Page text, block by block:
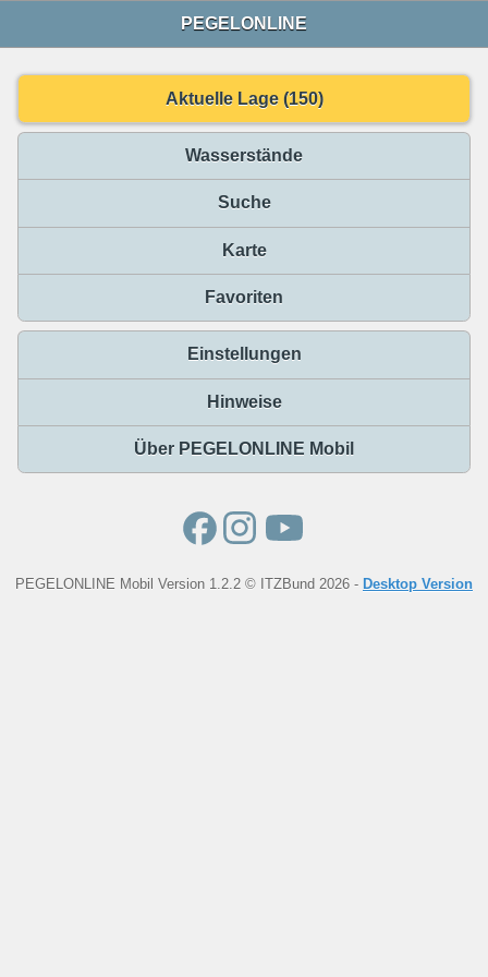
PEGELONLINE
Aktuelle Lage (150)
Wasserstände
Suche
Karte
Favoriten
Einstellungen
Hinweise
Über PEGELONLINE Mobil
PEGELONLINE Mobil Version 1.2.2 © ITZBund 2026 - Desktop Version